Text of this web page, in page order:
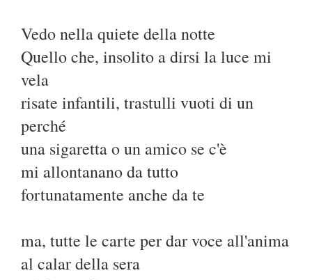
Vedo nella quiete della notte
Quello che, insolito a dirsi la luce mi
vela
risate infantili, trastulli vuoti di un
perché
una sigaretta o un amico se c'è
mi allontanano da tutto
fortunatamente anche da te
ma, tutte le carte per dar voce all'anima
al calar della sera